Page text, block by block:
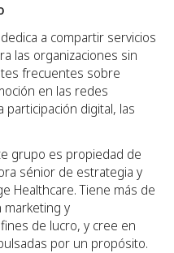
a compartir servicios
las organizaciones sin
frecuentes sobre
en las redes
participación digital, las
grupo es propiedad de
sénior de estrategia y
Healthcare. Tiene más de
marketing y
de lucro, y cree en
por un propósito.